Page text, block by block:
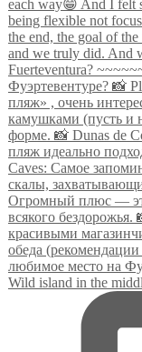
Wild island in the